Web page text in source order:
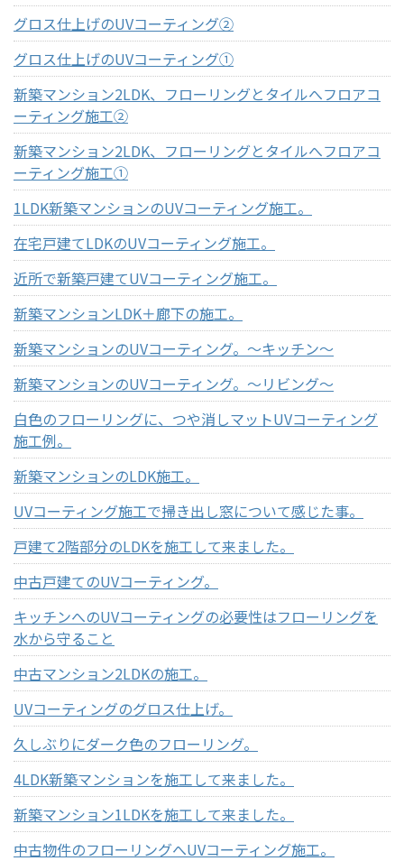
グロス仕上げのUVコーティング②
グロス仕上げのUVコーティング①
新築マンション2LDK、フローリングとタイルへフロアコ
ーティング施工②
新築マンション2LDK、フローリングとタイルへフロアコ
ーティング施工①
1LDK新築マンションのUVコーティング施工。
在宅戸建てLDKのUVコーティング施工。
近所で新築戸建てUVコーティング施工。
新築マンションLDK＋廊下の施工。
新築マンションのUVコーティング。～キッチン～
新築マンションのUVコーティング。～リビング～
白色のフローリングに、つや消しマットUVコーティング
施工例。
新築マンションのLDK施工。
UVコーティング施工で掃き出し窓について感じた事。
戸建て2階部分のLDKを施工して来ました。
中古戸建てのUVコーティング。
キッチンへのUVコーティングの必要性はフローリングを
水から守ること
中古マンション2LDKの施工。
UVコーティングのグロス仕上げ。
久しぶりにダーク色のフローリング。
4LDK新築マンションを施工して来ました。
新築マンション1LDKを施工して来ました。
中古物件のフローリングへUVコーティング施工。